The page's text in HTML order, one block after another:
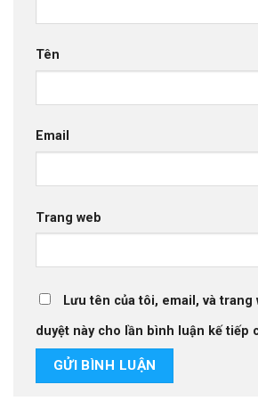
Tên
Email
Trang web
Lưu tên của tôi, email, và
duyệt này cho lần bình luận kế tiếp